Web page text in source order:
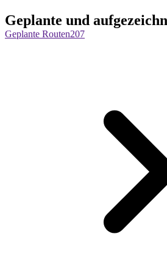
Geplante und
Geplante Routen207